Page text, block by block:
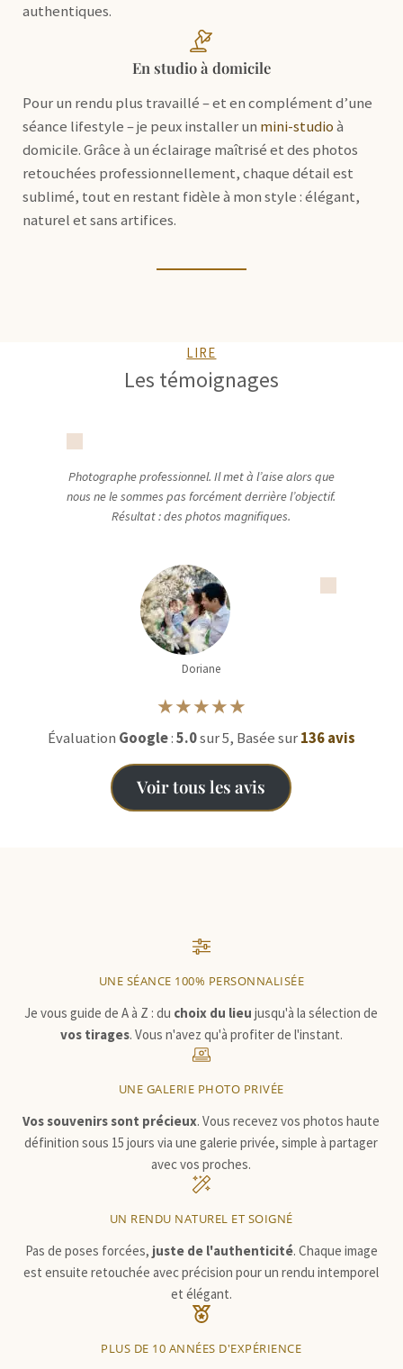
authentiques.
En studio à domicile
Pour un rendu plus travaillé – et en complément d’une
séance lifestyle – je peux installer un mini-studioà
domicile. Grâce à un éclairage maîtrisé et des photos
retouchées professionnellement, chaque détail est
sublimé, tout en restant fidèle à mon style : élégant,
naturel et sans artifices.
LIRE
Les témoignages
Photographe professionnel. Il met à l’aise alors que
nous ne le sommes pas forcément derrière l’objectif.
Résultat : des photos magnifiques.
Doriane
★★★★★
Évaluation Google:5.0sur 5, Basée sur136 avis
Voir tous les avis
UNE SÉANCE 100% PERSONNALISÉE
Je vous guide de A à Z : du choix du lieu jusqu'à la sélection de
vos tirages. Vous n'avez qu'à profiter de l'instant.
UNE GALERIE PHOTO PRIVÉE
Vos souvenirs sont précieux. Vous recevez vos photos haute
définition sous 15 jours via une galerie privée, simple à partager
avec vos proches.
UN RENDU NATUREL ET SOIGNÉ
Pas de poses forcées, juste de l'authenticité. Chaque image
est ensuite retouchée avec précision pour un rendu intemporel
et élégant.
PLUS DE 10 ANNÉES D'EXPÉRIENCE